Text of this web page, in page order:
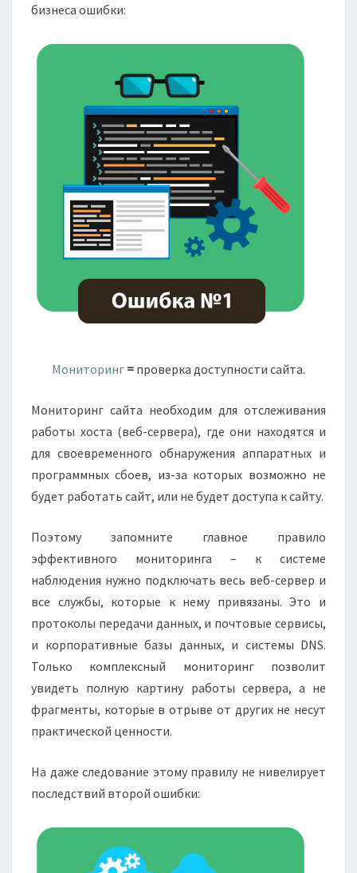
бизнеса ошибки:
Мониторинг = проверка доступности сайта.
Мониторинг сайта необходим для отслеживания
работы хоста (веб-сервера), где они находятся и
для своевременного обнаружения аппаратных и
программных сбоев, из-за которых возможно не
будет работать сайт, или не будет доступа к сайту.
Поэтому запомните главное правило
эффективного мониторинга – к системе
наблюдения нужно подключать весь веб-сервер и
все службы, которые к нему привязаны. Это и
протоколы передачи данных, и почтовые сервисы,
и корпоративные базы данных, и системы DNS.
Только комплексный мониторинг позволит
увидеть полную картину работы сервера, а не
фрагменты, которые в отрыве от других не несут
практической ценности.
На даже следование этому правилу не нивелирует
последствий второй ошибки: